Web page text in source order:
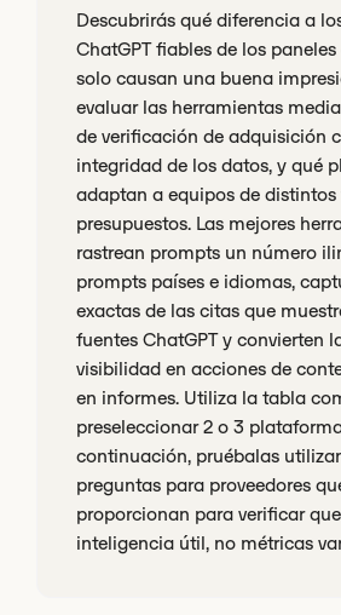
Descubrirás qué diferencia a
ChatGPT fiables de los
solo causan una buena
evaluar las herramientas
de verificación de adquisición
integridad de los datos, y qué
adaptan a equipos de
presupuestos. Las mejores
rastrean prompts un número
prompts países e idiomas,
exactas de las citas que
fuentes ChatGPT y convierten
visibilidad en acciones de
en informes. Utiliza la tabla
preseleccionar 2 o 3
continuación, pruébalas
preguntas para proveedores
proporcionan para verificar
inteligencia útil, no métricas